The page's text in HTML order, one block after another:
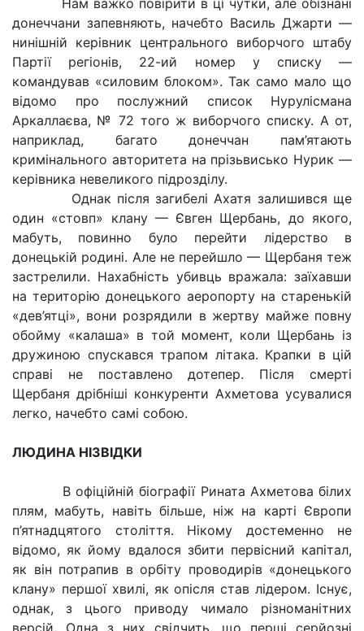
Нам важко повірити в ці чутки, але обізнані
донеччани запевняють, начебто Василь Джарти —
нинішній керівник центрального виборчого штабу
Партії регіонів, 22-ий номер у списку —
командував «силовим блоком». Так само мало що
відомо про послужний список Нурулісмана
Аркаллаєва, № 72 того ж виборчого списку. А от,
наприклад, багато донеччан пам’ятають
кримінального авторитета на прізьвисько Нурик —
керівника невеликого підрозділу.
Однак після загибелі Ахатя залишився ще
один «стовп» клану — Євген Щербань, до якого,
мабуть, повинно було перейти лідерство в
донецькій родині. Але не перейшло — Щербаня теж
застрелили. Нахабність убивць вражала: заїхавши
на територію донецького аеропорту на старенькій
«дев’ятці», вони розрядили в жертву майже повну
обойму «калаша» в той момент, коли Щербань із
дружиною спускався трапом літака. Крапки в цій
справі не поставлено дотепер. Після смерті
Щербаня дрібніші конкуренти Ахметова усувалися
легко, начебто самі собою.
ЛЮДИНА НІЗВІДКИ
В офіційній біографії Рината Ахметова білих
плям, мабуть, навіть більше, ніж на карті Європи
п’ятнадцятого століття. Нікому достеменно не
відомо, як йому вдалося збити первісний капітал,
як він потрапив в орбіту проводирів «донецького
клану» першої хвилі, як опісля став лідером. Існує,
однак, з цього приводу чимало різноманітних
версій. Одна з них свідчить, що перші серйозні